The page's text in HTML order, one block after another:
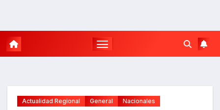
Actualidad Regional General Nacionales